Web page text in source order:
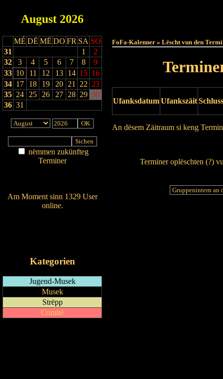
August 2026
MÉ DË MË DO FR SA SO
31
1
2
32
3 4 5 6 7 8
9
33 10 11 12 13 14 15 16
34 17 18 19 20 21 22 23
35 24 25 26 27 28 29 30
36 31
nëmmen zukünfteg
Terminer
Am Moment sinn 1329 User
online.
Kategorien
Jugend-Musek
Musek
Strëpp
Comité
FoFa-Kalenner » Lëscht vun den
UfanksdatumUfankszäit
An dësem Zäitraum si keng
Terminer oplëschten (?)